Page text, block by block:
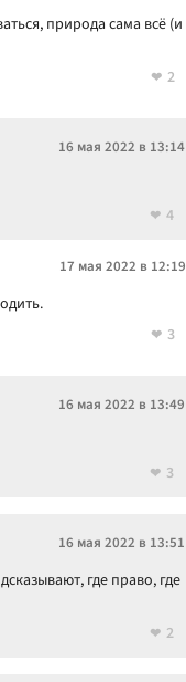
природа сама всё (и
2
16 мая 2022 в 13:14
4
17 мая 2022 в 12:19
3
16 мая 2022 в 13:49
3
16 мая 2022 в 13:51
где право, где
2